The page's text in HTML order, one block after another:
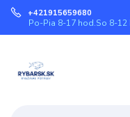
+421915659680
Po-Pia 8-17 hod.So 8-12